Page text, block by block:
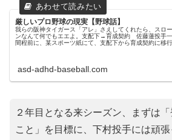
厳しいプロ野球の現実【野球話】
我らの阪神タイガース「アレ」さえしてくれたら、スロ
ンなんて何でもエエよ。支配下→育成契約 佐藤蓮投手
間程前に、某スポーツ紙にて、支配下から育成契約に移行
asd-adhd-baseball.com
２年目となる来シーズン、まずは
こと」を目標に、下村投手には頑張